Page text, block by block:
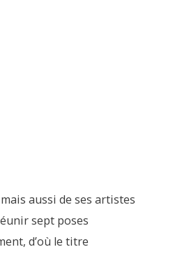
aussi de ses artistes
sept poses
d’où le titre